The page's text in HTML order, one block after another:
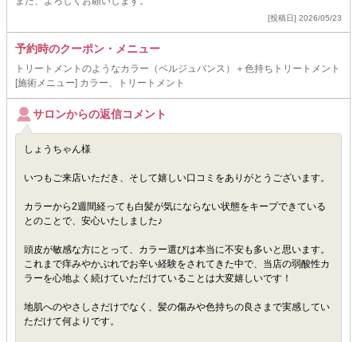
[投稿日] 2026/05/23
予約時のクーポン・メニュー
トリートメントのようなカラー（ベルジュバンス）＋色持ちトリートメント
[施術メニュー] カラー、トリートメント
サロンからの返信コメント
しょうちゃん様
いつもご来店いただき、そして嬉しい口コミをありがとうございます。
カラーから2週間経っても白髪が気にならない状態をキープできている
とのことで、安心いたしました♪
頭皮が敏感な方にとって、カラー選びは本当に不安も多いと思います。
これまで痒みやかぶれでお辛い経験をされてきた中で、当店の弱酸性カ
ラーを心地よく続けていただけていることは大変嬉しいです！
地肌へのやさしさだけでなく、髪の傷みや色持ちの良さまで実感してい
ただけて何よりです。